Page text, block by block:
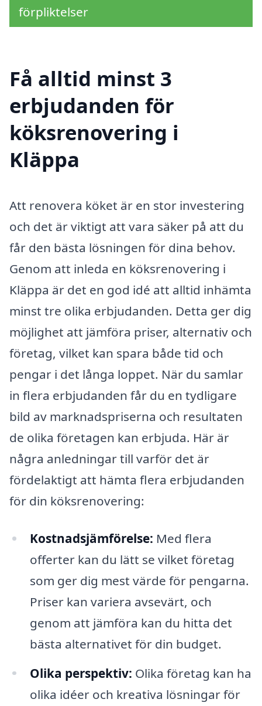
förpliktelser
Få alltid minst 3
erbjudanden för
köksrenovering i
Kläppa
Att renovera köket är en stor investering
och det är viktigt att vara säker på att du
får den bästa lösningen för dina behov.
Genom att inleda en köksrenovering i
Kläppa är det en god idé att alltid inhämta
minst tre olika erbjudanden. Detta ger dig
möjlighet att jämföra priser, alternativ och
företag, vilket kan spara både tid och
pengar i det långa loppet. När du samlar
in flera erbjudanden får du en tydligare
bild av marknadspriserna och resultaten
de olika företagen kan erbjuda. Här är
några anledningar till varför det är
fördelaktigt att hämta flera erbjudanden
för din köksrenovering:
Kostnadsjämförelse: Med flera
offerter kan du lätt se vilket företag
som ger dig mest värde för pengarna.
Priser kan variera avsevärt, och
genom att jämföra kan du hitta det
bästa alternativet för din budget.
Olika perspektiv: Olika företag kan ha
olika idéer och kreativa lösningar för